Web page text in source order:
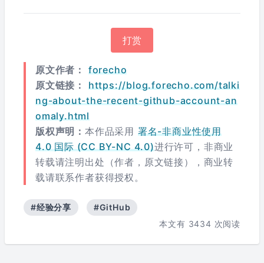
打赏
原文作者：
forecho
原文链接：
https://blog.forecho.com/talki
ng-about-the-recent-github-account-an
omaly.html
版权声明： 本作品采用 署名-非商业性使用
4.0 国际 (CC BY-NC 4.0)进行许可，非商业
转载请注明出处（作者，原文链接），商业转
载请联系作者获得授权。
#经验分享
#GitHub
本文有 3434 次阅读